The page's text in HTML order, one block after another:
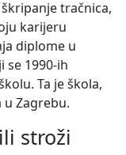
tračnica,
karijeru
diplome u
se 1990-ih
Ta je škola,
u Zagrebu.
stroži